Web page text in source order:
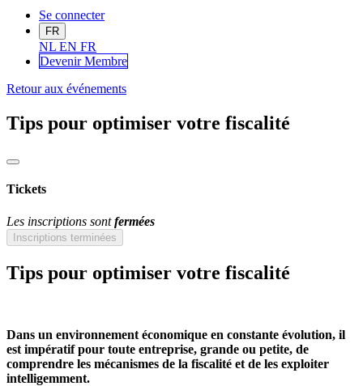
Se connecter
FR
NL EN FR
Devenir Membre
Retour aux événements
Tips pour optimiser votre fiscalité
Tickets
Les inscriptions sontfermées
Inscriptions terminées
Tips pour optimiser votre fiscalité
Dans un environnement économique en constante évolution, il
est impératif pour toute entreprise, grande ou petite, de
comprendre les mécanismes de la fiscalité et de les exploiter
intelligemment.